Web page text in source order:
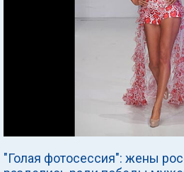
"Голая фотосессия": жены